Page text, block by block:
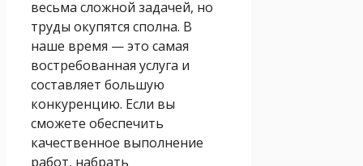
весьма сложной задачей, но
труды окупятся сполна. В
наше время — это самая
востребованная услуга и
составляет большую
конкуренцию. Если вы
сможете обеспечить
качественное выполнение
работ, набрать